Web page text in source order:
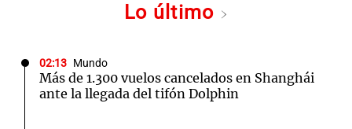
Lo último
02:13 Mundo
Más de 1.300 vuelos cancelados en Shanghái
ante la llegada del tifón Dolphin